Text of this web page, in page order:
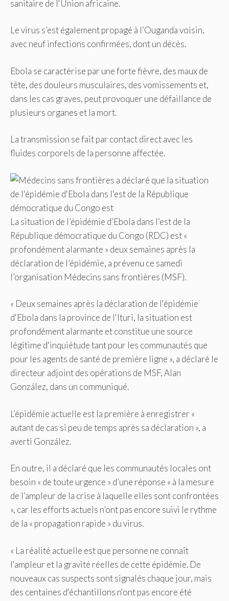
sanitaire de l'Union africaine.
Le virus s’est également propagé à l’Ouganda voisin,
avec neuf infections confirmées, dont un décès.
Ebola se caractérise par une forte fièvre, des maux de
tête, des douleurs musculaires, des vomissements et,
dans les cas graves, peut provoquer une défaillance de
plusieurs organes et la mort.
La transmission se fait par contact direct avec les
fluides corporels de la personne affectée.
La situation de l’épidémie d’Ebola dans l’est de la
République démocratique du Congo (RDC) est «
profondément alarmante » deux semaines après la
déclaration de l’épidémie, a prévenu ce samedi
l’organisation Médecins sans frontières (MSF).
« Deux semaines après la déclaration de l'épidémie
d'Ebola dans la province de l'Ituri, la situation est
profondément alarmante et constitue une source
légitime d'inquiétude tant pour les communautés que
pour les agents de santé de première ligne », a déclaré le
directeur adjoint des opérations de MSF, Alan
González, dans un communiqué.
L’épidémie actuelle est la première à enregistrer «
autant de cas si peu de temps après sa déclaration », a
averti González.
En outre, il a déclaré que les communautés locales ont
besoin « de toute urgence » d’une réponse « à la mesure
de l’ampleur de la crise à laquelle elles sont confrontées
», car les efforts actuels n’ont pas encore suivi le rythme
de la « propagation rapide » du virus.
« La réalité actuelle est que personne ne connaît
l'ampleur et la gravité réelles de cette épidémie. De
nouveaux cas suspects sont signalés chaque jour, mais
des centaines d'échantillons n'ont pas encore été